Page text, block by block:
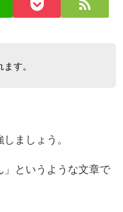
す。
ましょう。
」というような文章で